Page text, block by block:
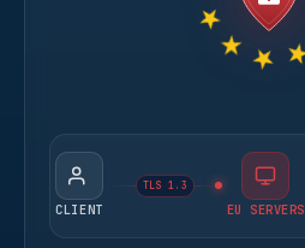
CLIENT
TLS 1.3
EU SERVERS